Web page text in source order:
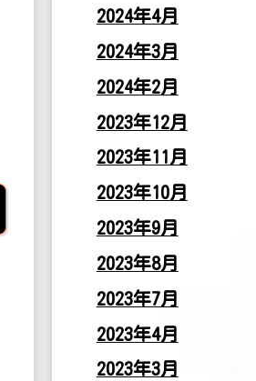
2024年4月
2024年3月
2024年2月
2023年12月
2023年11月
2023年10月
2023年9月
2023年8月
2023年7月
2023年4月
2023年3月